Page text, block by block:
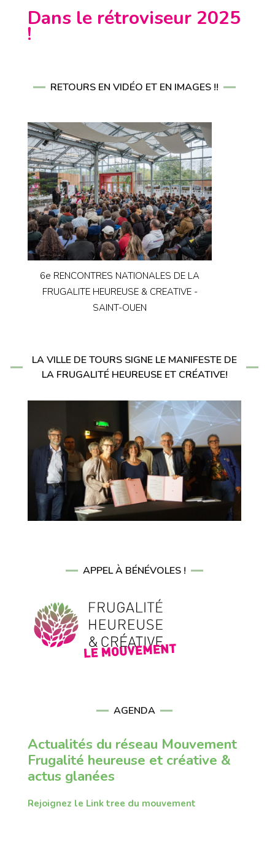
Dans le rétroviseur 2025
!
RETOURS EN VIDÉO ET EN IMAGES !!
6e RENCONTRES NATIONALES DE LA
FRUGALITE HEUREUSE & CREATIVE -
SAINT-OUEN
LA VILLE DE TOURS SIGNE LE MANIFESTE DE
LA FRUGALITÉ HEUREUSE ET CRÉATIVE!
APPEL À BÉNÉVOLES !
AGENDA
Actualités du réseau Mouvement
Frugalité heureuse et créative &
actus glanées
Rejoignez le Link tree du mouvement